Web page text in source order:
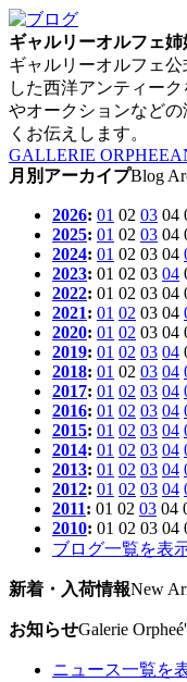
ギャルリーオルフェ姉
ギャルリーオルフェ
した西洋アンティー
やオークションなど
くお伝えします。
GALLERIE ORPHEE
月別アーカイプBlog
2026: 01 02 03 04
2025: 01 02 03 04
2024: 01 02 03 04
2023: 01 02 03 04
2022: 01 02 03 04
2021: 01 02 03 04
2020: 01 02 03 04
2019: 01 02 03 04
2018: 01 02 03 04
2017: 01 02 03 04
2016: 01 02 03 04
2015: 01 02 03 04
2014: 01 02 03 04
2013: 01 02 03 04
2012: 01 02 03 04
2011: 01 02 03 04
2010: 01 02 03 04
ブログ一覧を表
新着・入荷情報New
お知らせGalerie
ニュース一覧を